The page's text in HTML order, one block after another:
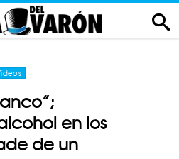
en los
de un